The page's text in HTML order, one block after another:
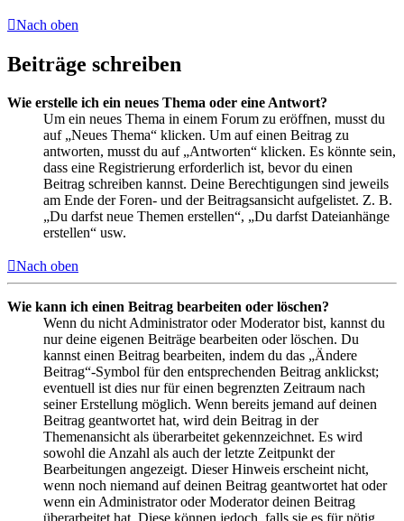
Nach oben
Beiträge schreiben
Wie erstelle ich ein neues Thema oder eine Antwort?
Um ein neues Thema in einem Forum zu eröffnen, musst du
auf „Neues Thema“ klicken. Um auf einen Beitrag zu
antworten, musst du auf „Antworten“ klicken. Es könnte sein,
dass eine Registrierung erforderlich ist, bevor du einen
Beitrag schreiben kannst. Deine Berechtigungen sind jeweils
am Ende der Foren- und der Beitragsansicht aufgelistet. Z. B.
„Du darfst neue Themen erstellen“, „Du darfst Dateianhänge
erstellen“ usw.
Nach oben
Wie kann ich einen Beitrag bearbeiten oder löschen?
Wenn du nicht Administrator oder Moderator bist, kannst du
nur deine eigenen Beiträge bearbeiten oder löschen. Du
kannst einen Beitrag bearbeiten, indem du das „Ändere
Beitrag“-Symbol für den entsprechenden Beitrag anklickst;
eventuell ist dies nur für einen begrenzten Zeitraum nach
seiner Erstellung möglich. Wenn bereits jemand auf deinen
Beitrag geantwortet hat, wird dein Beitrag in der
Themenansicht als überarbeitet gekennzeichnet. Es wird
sowohl die Anzahl als auch der letzte Zeitpunkt der
Bearbeitungen angezeigt. Dieser Hinweis erscheint nicht,
wenn noch niemand auf deinen Beitrag geantwortet hat oder
wenn ein Administrator oder Moderator deinen Beitrag
überarbeitet hat. Diese können jedoch, falls sie es für nötig